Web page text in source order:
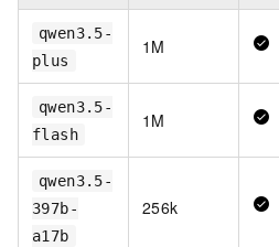
qwen3.5-
plus
1M
qwen3.5-
flash
1M
qwen3.5-
397b-
a17b
256k